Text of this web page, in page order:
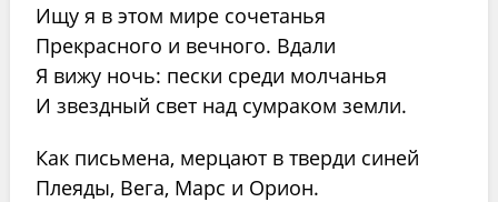
Ищу я в этом мире сочетанья
Прекрасного и вечного. Вдали
Я вижу ночь: пески среди молчанья
И звездный свет над сумраком земли.
Как письмена, мерцают в тверди синей
Плеяды, Вега, Марс и Орион.